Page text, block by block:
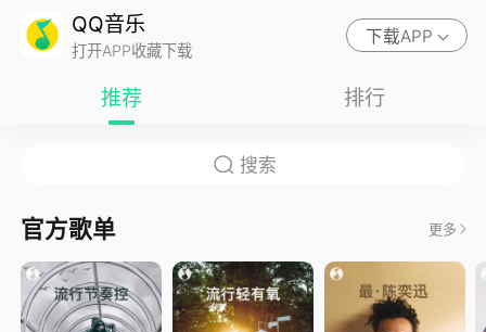
QQ音乐
打开APP收藏下载
下载APP
推荐 排行
官方歌单 更多